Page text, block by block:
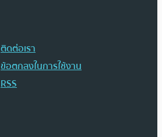
ติดต่อเรา
ข้อตกลงในการใช้งาน
RSS